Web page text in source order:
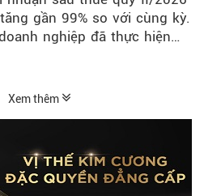
gần 99% so với cùng kỳ.
nghiệp đã thực hiện
Xem thêm